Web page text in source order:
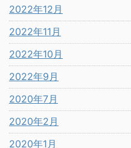
2022年12月
2022年11月
2022年10月
2022年9月
2020年7月
2020年2月
2020年1月